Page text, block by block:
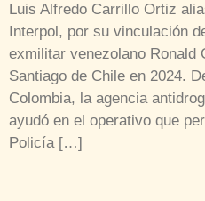
Luis Alfredo Carrillo Ortiz
Interpol, por su vinculación
exmilitar venezolano Ronald
Santiago de Chile en 2024.
Colombia, la agencia
ayudó en el operativo que
Policía […]